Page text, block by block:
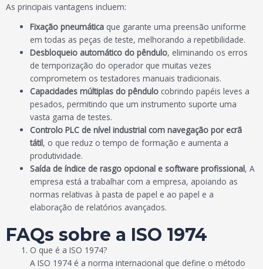
As principais vantagens incluem:
Fixação pneumática que garante uma preensão uniforme
em todas as peças de teste, melhorando a repetibilidade.
Desbloqueio automático do pêndulo, eliminando os erros
de temporização do operador que muitas vezes
comprometem os testadores manuais tradicionais.
Capacidades múltiplas do pêndulo cobrindo papéis leves a
pesados, permitindo que um instrumento suporte uma
vasta gama de testes.
Controlo PLC de nível industrial com navegação por ecrã
tátil, o que reduz o tempo de formação e aumenta a
produtividade.
Saída de índice de rasgo opcional e software profissional, A
empresa está a trabalhar com a empresa, apoiando as
normas relativas à pasta de papel e ao papel e a
elaboração de relatórios avançados.
FAQs sobre a ISO 1974
O que é a ISO 1974?
A ISO 1974 é a norma internacional que define o método